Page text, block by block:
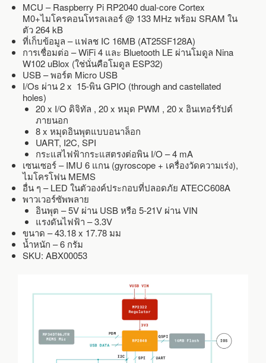
MCU – Raspberry Pi RP2040 dual-core Cortex
M0+ไมโครคอนโทรลเลอร์ @ 133 MHz พร้อม SRAM ใน
ตัว 264 kB
ที่เก็บข้อมูล – แฟลช IC 16MB (AT25SF128A)
การเชื่อมต่อ – WiFi 4 และ Bluetooth LE ผ่านโมดูล Nina
W102 uBlox (ใช่นั่นคือโมดูล ESP32)
USB – พอร์ต Micro USB
I/Os ผ่าน 2 x 15-พิน GPIO (through and castellated
holes)
20 x I/O ดิจิทัล , 20 x หมุด PWM , 20 x อินเทอร์รัปต์
ภายนอก
8 x หมุดอินพุตแบบอนาล็อก
UART, I2C, SPI
กระแสไฟฟ้ากระแสตรงต่อพิน I/O – 4 mA
เซนเซอร์ – IMU 6 แกน (gyroscope + เครื่องวัดความเร่ง),
ไมโครโฟน MEMS
อื่น ๆ – LED ในตัวองค์ประกอบที่ปลอดภัย ATECC608A
พาวเวอร์ซัพพลาย
อินพุต – 5V ผ่าน USB หรือ 5-21V ผ่าน VIN
แรงดันไฟฟ้า – 3.3V
ขนาด – 43.18 x 17.78 มม
น้ำหนัก – 6 กรัม
SKU: ABX00053